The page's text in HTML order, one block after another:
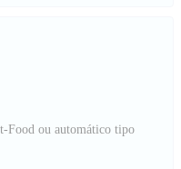
Food ou automático tipo